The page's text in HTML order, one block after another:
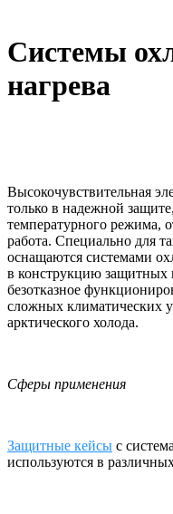
Системы
нагрева
Высокочувствительная
только в надежной
температурного режима,
работа. Специально для
оснащаются системами
в конструкцию защитных
безотказное
сложных климатических
арктического холода.
Сферы применения
Защитные кейсы с
используются в